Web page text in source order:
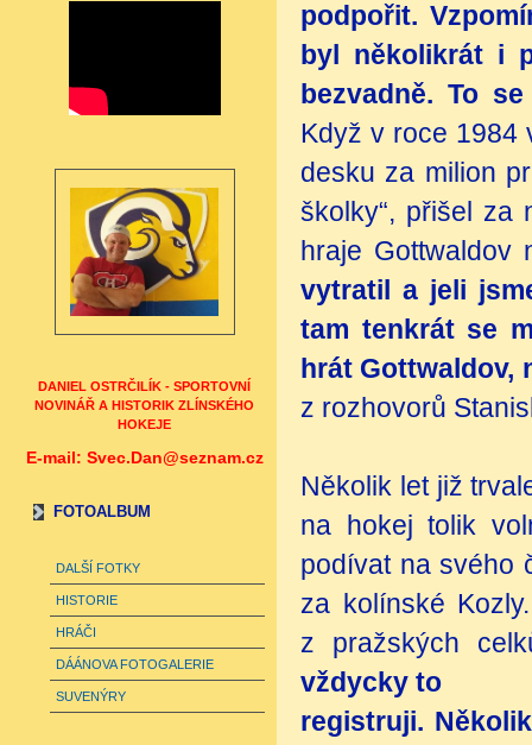
DANIEL OSTRČILÍK - SPORTOVNÍ
NOVINÁŘ A HISTORIK ZLÍNSKÉHO
HOKEJE
E-mail: Svec.Dan@seznam.cz
FOTOALBUM
DALŠÍ FOTKY
HISTORIE
HRÁČI
DÁÁNOVA FOTOGALERIE
SUVENÝRY
podpořit.
byl několikrát i
bezvadně. To
Když v roce 1984
desku za milion
školky“, přišel za
hraje Gottwaldov
vytratil a jeli
tam tenkrát se
hrát Gottwaldov,
z rozhovorů
Několik let již
na hokej tolik
podívat na svého
za kolínské
z pražských
vždycky to
registruji.